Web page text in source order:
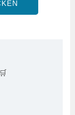
🛒